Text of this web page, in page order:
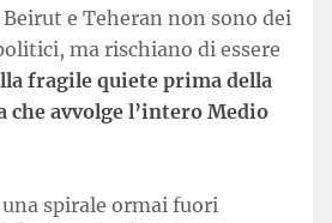
e Teheran non sono dei
ma rischiano di essere
fragile quiete prima della
che avvolge l’intero Medio
spirale ormai fuori